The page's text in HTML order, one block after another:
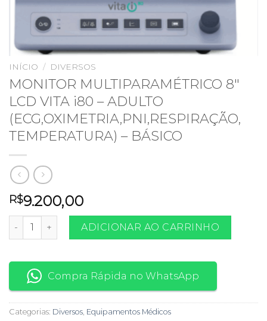
INÍCIO / DIVERSOS
MONITOR MULTIPARAMÉTRICO 8″
LCD VITA i80 – ADULTO
(ECG,OXIMETRIA,PNI,RESPIRAÇÃO,
TEMPERATURA) – BÁSICO
R$9.200,00
MONITOR MULTIPARAMÉTRICO 8" LCD VITA i80 -
ADICIONAR AO CARRINHO
Compra Rápida no WhatsApp
Categorias: Diversos Equipamentos Médicos